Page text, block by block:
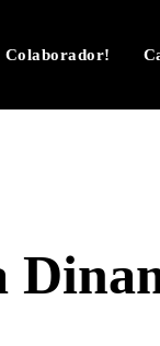
Colaborador!